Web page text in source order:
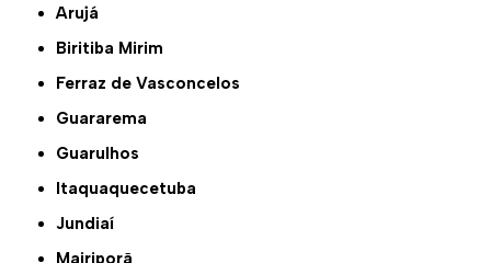
Arujá
Biritiba Mirim
Ferraz de Vasconcelos
Guararema
Guarulhos
Itaquaquecetuba
Jundiaí
Mairiporã